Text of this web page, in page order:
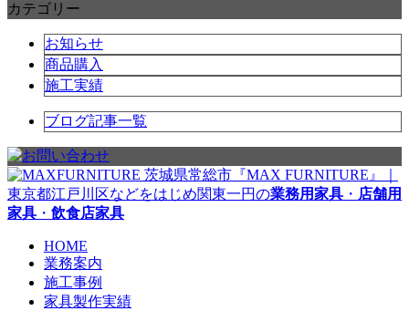
カテゴリー
お知らせ
商品購入
施工実績
ブログ記事一覧
茨城県常総市『MAX FURNITURE』｜
東京都江戸川区などをはじめ関東一円の業務用家具 ・ 店舗用
家具 ・ 飲食店家具
HOME
業務案内
施工事例
家具製作実績